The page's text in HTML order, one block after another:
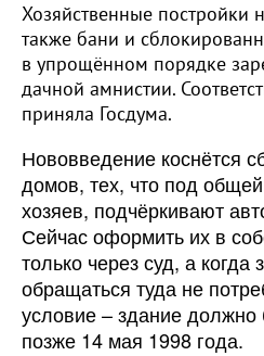
Хозяйственные постройки
также бани и
в упрощённом порядке
дачной амнистии.
приняла Госдума.
Нововведение коснётся
домов, тех, что под
хозяев, подчёркивают
Сейчас оформить их в
только через суд, а когда
обращаться туда не
условие – здание должно
позже 14 мая 1998 года.